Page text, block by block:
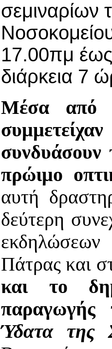
σεμιναρίων
17.00πμ έως
διάρκεια 7
Μέσα από
συνδυάσουν
πρώιμο
αυτή
δεύτερη
Πάτρας και
και
το
παραγωγής
Ύδατα της